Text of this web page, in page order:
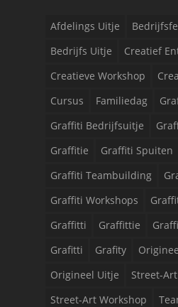
Afdelings Uitje
Bedrijfs Uitje
Creatief
Creatieve Workshop
Cursus
Familiedag
Graffiti Bedrijfsuitje
Graffitie
Graffiti Spuiten
Graffiti Teambuilding
Graffiti Workshops
Graffitti
Graffittie
Grafitti
Grafity
Origineel Uitje
Street-Art
Street-Art Workshop